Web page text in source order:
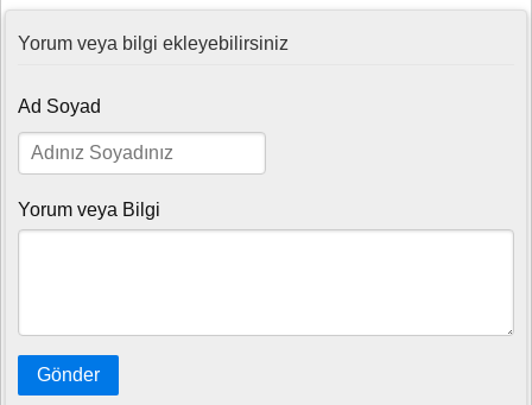
Yorum veya bilgi ekleyebilirsiniz
Ad Soyad
Yorum veya Bilgi
Gönder